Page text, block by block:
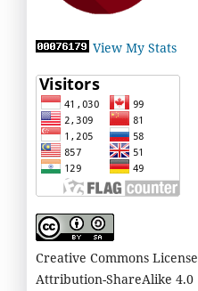
View My Stats
Creative Commons License
Attribution-ShareAlike 4.0